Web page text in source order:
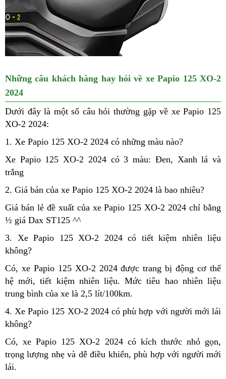
Những câu khách hàng hay hỏi về xe Papio 125 XO-2
2024
Dưới đây là một số câu hỏi thường gặp về xe Papio 125
XO-2 2024:
1. Xe Papio 125 XO-2 2024 có những màu nào?
Xe Papio 125 XO-2 2024 có 3 màu: Đen, Xanh lá và
trắng
2. Giá bán của xe Papio 125 XO-2 2024 là bao nhiêu?
Giá bán lẻ đề xuất của xe Papio 125 XO-2 2024 chỉ bằng
½ giá Dax ST125 ^^
3. Xe Papio 125 XO-2 2024 có tiết kiệm nhiên liệu
không?
Có, xe Papio 125 XO-2 2024 được trang bị động cơ thế
hệ mới, tiết kiệm nhiên liệu. Mức tiêu hao nhiên liệu
trung bình của xe là 2,5 lít/100km.
4. Xe Papio 125 XO-2 2024 có phù hợp với người mới lái
không?
Có, xe Papio 125 XO-2 2024 có kích thước nhỏ gọn,
trọng lượng nhẹ và dễ điều khiển, phù hợp với người mới
lái.